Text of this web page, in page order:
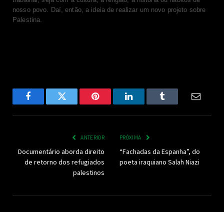
nosso povo. Daí, então, a ideia de realizar um novo projeto sobre
Palestina.
FacebookTwitter Pinterest LinkedInTumblr
ANTERIOR
Documentário aborda direito
de retorno dos refugiados
palestinos
PRÓXIMA
“Fachadas da Espanha”, do
poeta iraquiano Salah Niazi